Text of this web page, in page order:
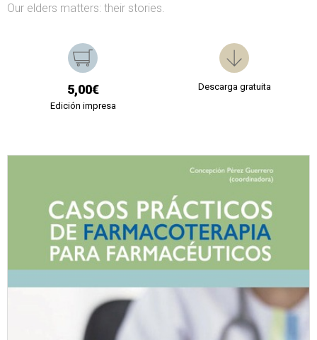
Our elders matters: their stories.
5,00€
Edición impresa
Descarga gratuita